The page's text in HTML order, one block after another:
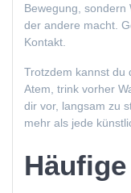
Bewegung, sondern
der andere macht.
Kontakt.
Trotzdem kannst du
Atem, trink vorher
dir vor, langsam zu
mehr als jede